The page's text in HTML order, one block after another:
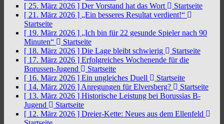
[ 25. März 2026 ] Der Vorstand hat das Wort
Startseite
[ 21. März 2026 ] „Ein besseres Resultat verdient!“
Startseite
[ 19. März 2026 ] „Ich bin für 22 gesunde Spieler nach 90
Minuten“
Startseite
[ 18. März 2026 ] Die Lage bleibt schwierig
Startseite
[ 17. März 2026 ] Erfolgreiches Wochenende für die
Borussen-Jugend
Startseite
[ 16. März 2026 ] Ein ungleiches Duell
Startseite
[ 14. März 2026 ] Anregungen für Elversberg?
Startseite
[ 13. März 2026 ] Historische Leistung bei Borussias B-
Jugend
Startseite
[ 12. März 2026 ] Dreier-Kette: Neues aus dem Ellenfeld